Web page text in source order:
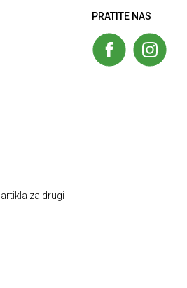
za drugi
PRATITE NAS